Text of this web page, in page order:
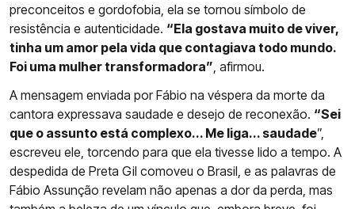
preconceitos e gordofobia, ela se tornou símbolo de
resistência e autenticidade. “Ela gostava muito de viver,
tinha um amor pela vida que contagiava todo mundo.
Foi uma mulher transformadora”, afirmou.
A mensagem enviada por Fábio na véspera da morte da
cantora expressava saudade e desejo de reconexão. “Sei
que o assunto está complexo... Me liga... saudade”,
escreveu ele, torcendo para que ela tivesse lido a tempo. A
despedida de Preta Gil comoveu o Brasil, e as palavras de
Fábio Assunção revelam não apenas a dor da perda, mas